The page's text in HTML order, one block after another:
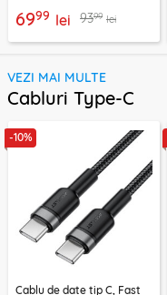
6999 lei 9399 lei
VEZI MAI MULTE
Cabluri Type-C
-10%
Cablu de date tip C, Fast